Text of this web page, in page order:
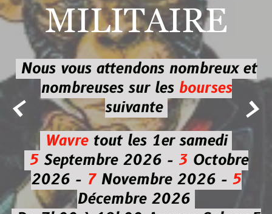
 
MILITAIRE
Nous vous attendons nombreux et
nombreuses sur les bourses
suivante
Wavretout les 1er samedi
5Septembre 2026 - 3Octobre
2026 -7Novembre 2026 - 5
Décembre 2026